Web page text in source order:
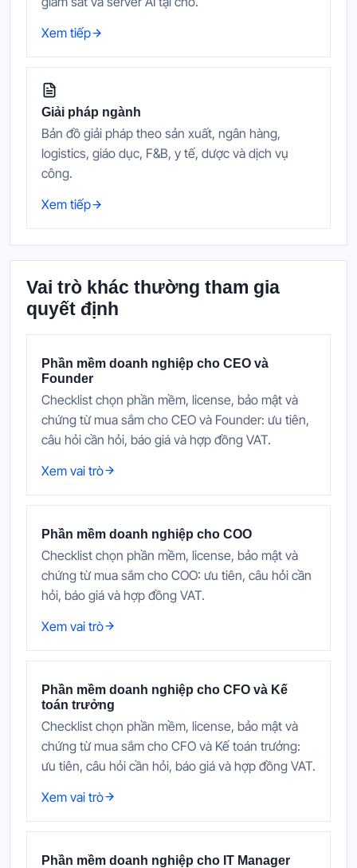
Xem tiếp
Giải pháp ngành
Bản đồ giải pháp theo sản xuất, ngân hàng,
logistics, giáo dục, F&B, y tế, dược và dịch vụ
công.
Xem tiếp
Vai trò khác thường tham gia
quyết định
Phần mềm doanh nghiệp cho CEO và
Founder
Checklist chọn phần mềm, license, bảo mật và
chứng từ mua sắm cho CEO và Founder: ưu tiên,
câu hỏi cần hỏi, báo giá và hợp đồng VAT.
Xem vai trò
Phần mềm doanh nghiệp cho COO
Checklist chọn phần mềm, license, bảo mật và
chứng từ mua sắm cho COO: ưu tiên, câu hỏi cần
hỏi, báo giá và hợp đồng VAT.
Xem vai trò
Phần mềm doanh nghiệp cho CFO và Kế
toán trưởng
Checklist chọn phần mềm, license, bảo mật và
chứng từ mua sắm cho CFO và Kế toán trưởng:
ưu tiên, câu hỏi cần hỏi, báo giá và hợp đồng VAT.
Xem vai trò
Phần mềm doanh nghiệp cho IT Manager